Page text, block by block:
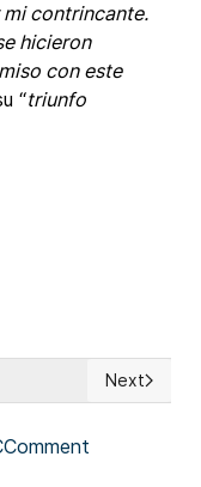
contrincante.
hicieron
con este
“triunfo
solicitó a los
Next
Next